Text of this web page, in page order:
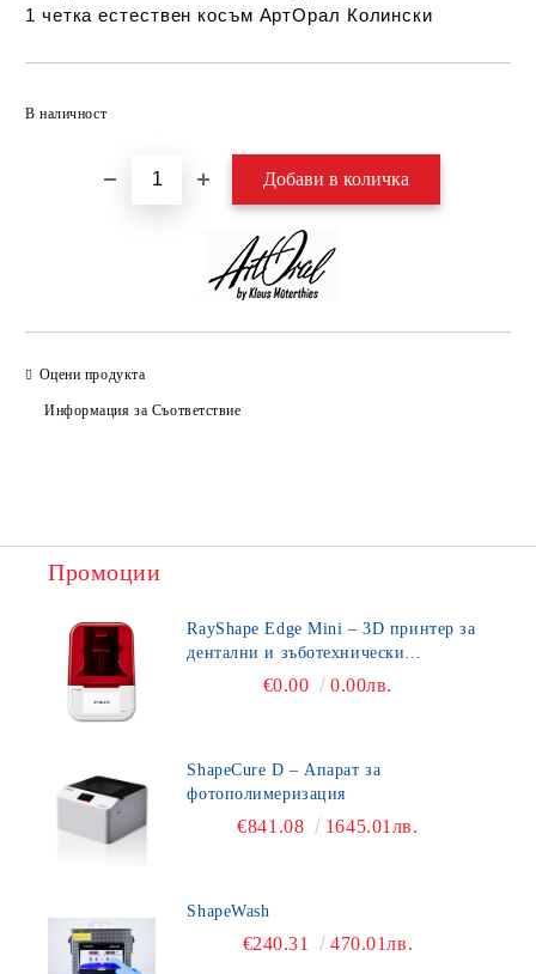
1 четка естествен косъм АртОрал Колински
В наличност
Оцени продукта
Информация за Съответствие
Промоции
RayShape Edge Mini – 3D принтер за
дентални и зъботехнически
приложения€0.00 0.00лв.
ShapeCure D – Апарат за
фотополимеризация
€841.08 1645.01лв.
ShapeWash
€240.31 470.01лв.